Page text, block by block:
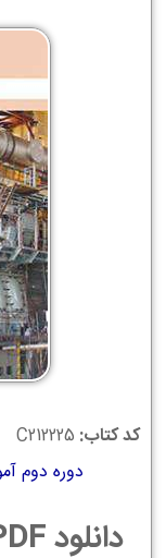
کد کتاب: C212225
دوره دوم